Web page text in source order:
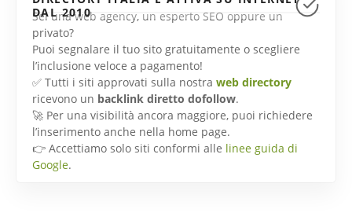
DAL 2010
Sei una web agency, un esperto SEO oppure un
privato?
Puoi segnalare il tuo sito gratuitamente o scegliere
l’inclusione veloce a pagamento!
✅ Tutti i siti approvati sulla nostra web directory
ricevono un backlink diretto dofollow.
🚀 Per una visibilità ancora maggiore, puoi richiedere
l’inserimento anche nella home page.
👉 Accettiamo solo siti conformi alle linee guida di
Google.